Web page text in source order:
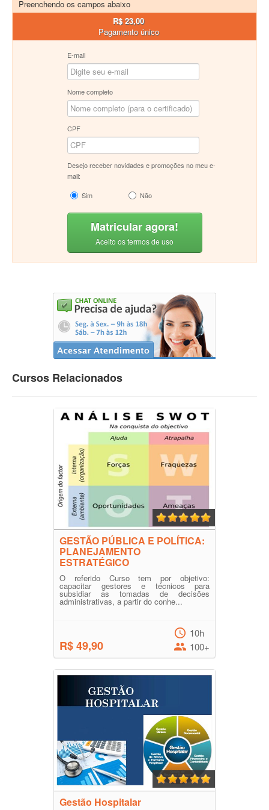
Preenchendo os campos abaixo
R$ 23,00
Pagamento único
E-mail
Nome completo
CPF
Desejo receber novidades e promoções no meu e-
mail:
Sim
Não
Matricular agora!
Aceito os termos de uso
Cursos Relacionados
GESTÃO PÚBLICA E POLÍTICA:
PLANEJAMENTO
ESTRATÉGICO
O referido Curso tem por objetivo:
capacitar gestores e técnicos para
subsidiar as tomadas de decisões
administrativas, a partir do conhe...
R$ 49,90
10h
100+
Gestão Hospitalar